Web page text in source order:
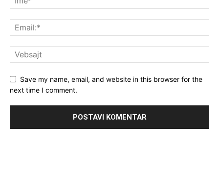
Save my name, email, and website in this browser for the
next time I comment.